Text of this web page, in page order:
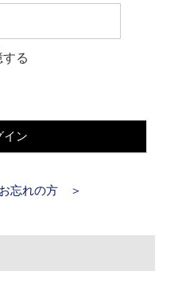
る
イン
忘れの方 ＞